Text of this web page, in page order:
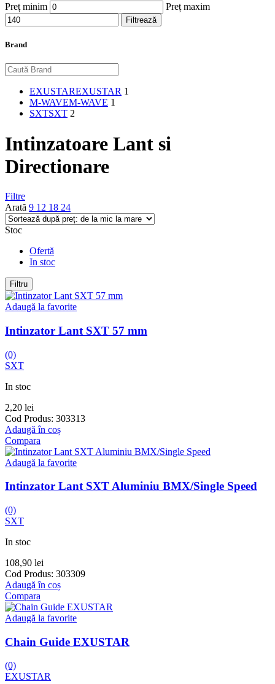
Preț minim Preț maxim
Filtrează
Brand
EXUSTAREXUSTAR 1
M-WAVEM-WAVE 1
SXTSXT 2
Intinzatoare Lant si
Directionare
Filtre
Arată 9 12 18 24
Stoc
Ofertă
In stoc
Filtru
Adaugă la favorite
Intinzator Lant SXT 57 mm
(0)
SXT
In stoc
2,20 lei
Cod Produs: 303313
Adaugă în coș
Compara
Adaugă la favorite
Intinzator Lant SXT Aluminiu BMX/Single Speed
(0)
SXT
In stoc
108,90 lei
Cod Produs: 303309
Adaugă în coș
Compara
Adaugă la favorite
Chain Guide EXUSTAR
(0)
EXUSTAR